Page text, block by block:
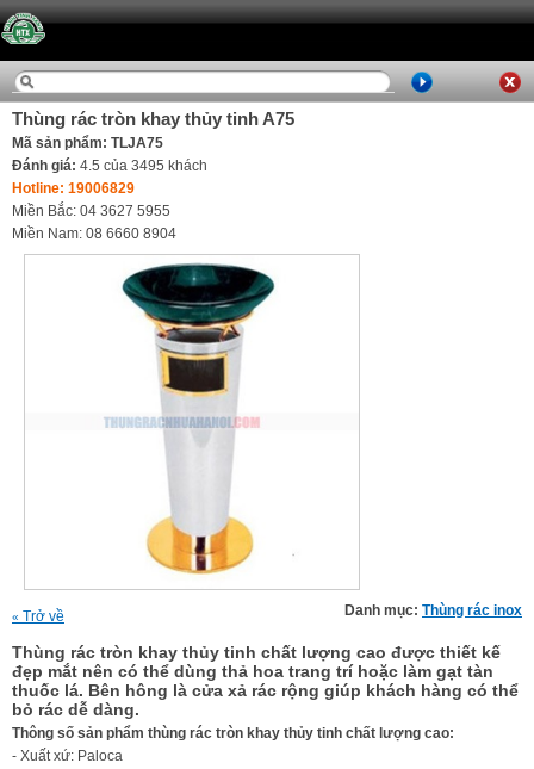
Thùng rác tròn khay thủy tinh A75
Mã sản phẩm: TLJA75
Đánh giá: 4.5 của 3495 khách
Hotline: 19006829
Miền Bắc: 04 3627 5955
Miền Nam: 08 6660 8904
« Trở về Danh mục: Thùng rác inox
Thùng rác tròn khay thủy tinh chất lượng cao được thiết kế
đẹp mắt nên có thể dùng thả hoa trang trí hoặc làm gạt tàn
thuốc lá. Bên hông là cửa xả rác rộng giúp khách hàng có thể
bỏ rác dễ dàng.
Thông số sản phẩm thùng rác tròn khay thủy tinh chất lượng cao:
- Xuất xứ: Paloca